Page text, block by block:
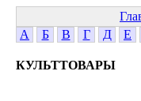
А
Б В Г Д Е
КУЛЬТТОВАРЫ